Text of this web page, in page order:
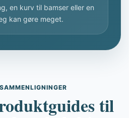
en kurv til bamser eller en
kan gøre meget.
til